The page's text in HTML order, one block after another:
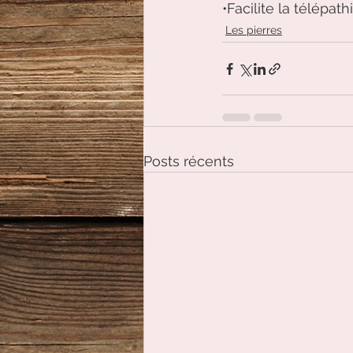
•Facilite la
Les pierres
Posts récents